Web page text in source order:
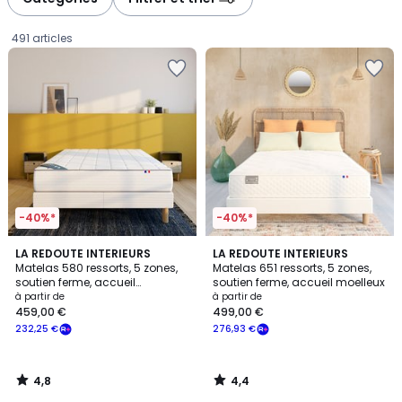
491 articles
-40%*
LA REDOUTE INTERIEURS
Matelas 580 ressorts, 5 zones,
soutien ferme, accueil
enveloppant
Prix
à
partir
459,00
€
à partir de
232,25 €
459,00 €
4,8
/ 5
4,8
/
-40%*
LA REDOUTE INTERIEURS
Matelas 651 ressorts, 5 zones,
soutien ferme, accueil moelleux
à partir de
276,93 €
499,00 €
4,4
/ 5
4,4
/